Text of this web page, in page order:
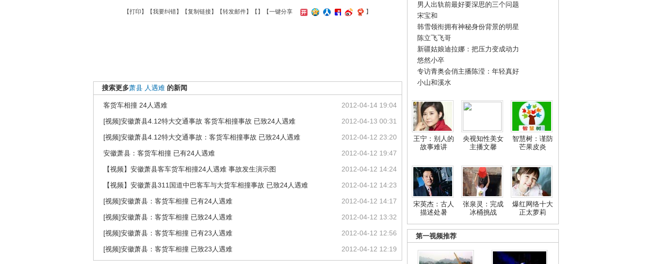
男人出轨前最好要深思的三个问题
宋宝和
韩雪领衔拥有神秘身份背景的明星
陈立飞飞哥
新疆姑娘迪拉娜：把压力变成动力
悠然小卒
专访青奥会俏主播陈滢：年轻真好
小山和溪水
王宁：别人的
故事难讲
央视知性美女
主播文馨
智慧树：谨防
芒果皮炎
宋英杰：古人
描述处暑
张泉灵：完成
冰桶挑战
爆红网络十大
正太萝莉
第一视频推荐
【打印 】【我要纠错】【复制链接】【转发邮件】【 】 【一键分享 】
搜索更多萧县 人遇难 的新闻
2012-04-14 19:04
客货车相撞 24人遇难
2012-04-13 00:31
[视频]安徽萧县4.12特大交通事故 客货车相撞事故 已致24人遇难
2012-04-12 23:20
[视频]安徽萧县4.12特大交通事故：客货车相撞事故 已致24人遇难
2012-04-12 19:47
安徽萧县：客货车相撞 已有24人遇难
2012-04-12 14:24
【视频】安徽萧县客车货车相撞24人遇难 事故发生演示图
2012-04-12 14:23
【视频】安徽萧县311国道中巴客车与大货车相撞事故 已致24人遇难
2012-04-12 14:17
[视频]安徽萧县：客货车相撞 已有24人遇难
2012-04-12 13:32
[视频]安徽萧县：客货车相撞 已致24人遇难
2012-04-12 12:56
[视频]安徽萧县：客货车相撞 已有23人遇难
2012-04-12 12:19
[视频]安徽萧县：客货车相撞 已致23人遇难